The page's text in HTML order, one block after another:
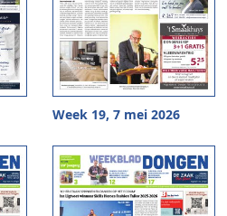
Week 19, 7 mei 2026